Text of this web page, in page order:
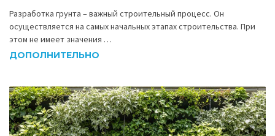
Разработка грунта – важный строительный процесс. Он
осуществляется на самых начальных этапах строительства. При
этом не имеет значения …
ДОПОЛНИТЕЛЬНО